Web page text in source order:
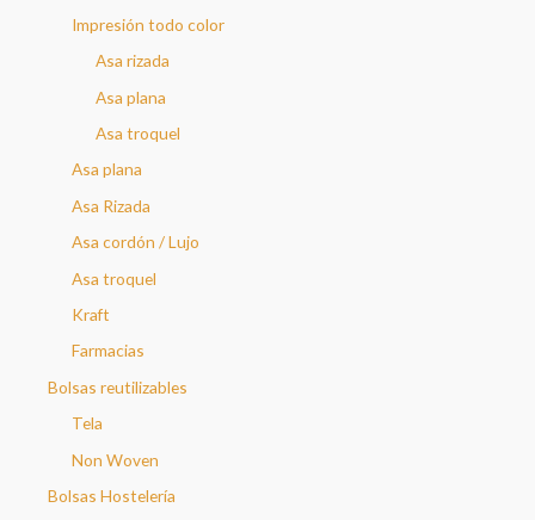
Impresión todo color
Asa rizada
Asa plana
Asa troquel
Asa plana
Asa Rizada
Asa cordón / Lujo
Asa troquel
Kraft
Farmacias
Bolsas reutilizables
Tela
Non Woven
Bolsas Hostelería